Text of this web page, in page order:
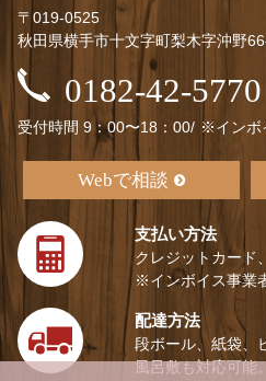
〒019-0525
秋田県横手市十文字町梨木字沖野
0182-42-5770
受付時間 9：00〜18：00/ ※インボ
Webで相談
支払い方法
クレジットカード
※インボイス事業
配達方法
段ボール、紙袋、
風呂敷も対応可能